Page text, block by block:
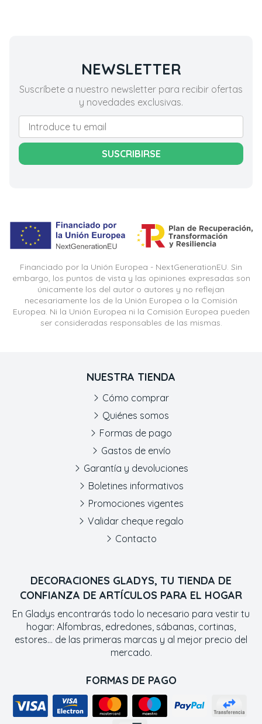
NEWSLETTER
Suscríbete a nuestro newsletter para recibir ofertas
y novedades exclusivas.
SUSCRIBIRSE
Financiado por la Unión Europea - NextGenerationEU. Sin
embargo, los puntos de vista y las opiniones expresadas son
únicamente los del autor o autores y no reflejan
necesariamente los de la Unión Europea o la Comisión
Europea. Ni la Unión Europea ni la Comisión Europea pueden
ser consideradas responsables de las mismas.
DECORACIONES GLADYS, TU TIENDA DE
CONFIANZA DE ARTÍCULOS PARA EL HOGAR
En Gladys encontrarás todo lo necesario para vestir tu
hogar: Alfombras, edredones, sábanas, cortinas,
estores... de las primeras marcas y al mejor precio del
mercado.
FORMAS DE PAGO
NUESTRA TIENDA
Cómo comprar
Quiénes somos
Formas de pago
Gastos de envío
Garantía y devoluciones
Boletines informativos
Promociones vigentes
Validar cheque regalo
Contacto